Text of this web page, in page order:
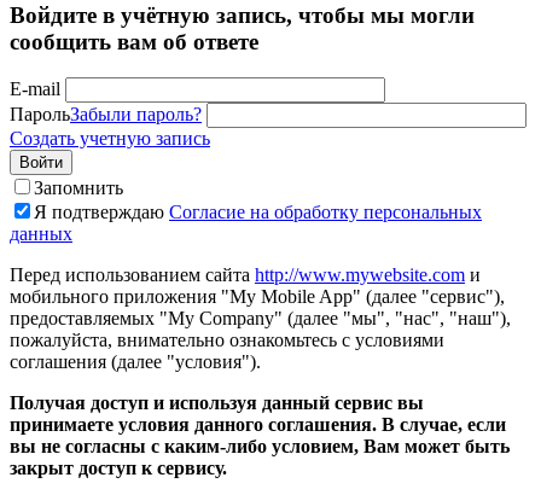
Войдите в учётную запись, чтобы мы могли
сообщить вам об ответе
E-mail
ПарольЗабыли пароль?
Создать учетную запись
Войти
Запомнить
Я подтверждаю Согласие на обработку персональных
данных
Перед использованием сайта http://www.mywebsite.com и
мобильного приложения "My Mobile App" (далее "сервис"),
предоставляемых "My Company" (далее "мы", "нас", "наш"),
пожалуйста, внимательно ознакомьтесь с условиями
соглашения (далее "условия").
Получая доступ и используя данный сервис вы
принимаете условия данного соглашения. В случае, если
вы не согласны с каким-либо условием, Вам может быть
закрыт доступ к сервису.